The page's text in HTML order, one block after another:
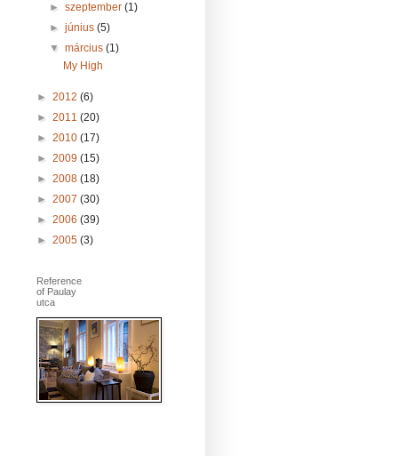
►szeptember(1)
►június(5)
▼március(1)
My High
► 2012 (6)
► 2011 (20)
► 2010 (17)
► 2009 (15)
► 2008 (18)
► 2007 (30)
► 2006 (39)
► 2005 (3)
Reference
of Paulay
utca